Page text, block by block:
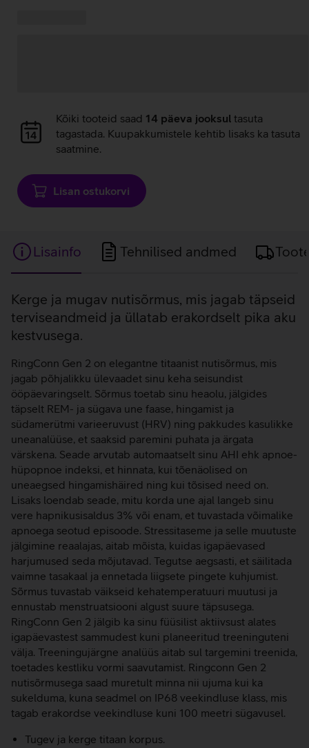
Andmete
laadimine
Kõiki tooteid saad 14 päeva jooksul tasuta
tagastada. Kuupakkumistele kehtib lisaks ka tasuta
saatmine.
Lisan ostukorvi
Lisainfo Tehnilised andmed
Lisainfo
Kerge ja mugav nutisõrmus, mis jagab täpseid
terviseandmeid ja üllatab erakordselt pika aku
kestvusega.
RingConn Gen 2 on elegantne titaanist nutisõrmus, mis
jagab põhjalikku ülevaadet sinu keha seisundist
ööpäevaringselt. Sõrmus toetab sinu heaolu, jälgides
täpselt REM- ja sügava une faase, hingamist ja
südamerütmi varieeruvust (HRV) ning pakkudes kasulikke
uneanalüüse, et saaksid paremini puhata ja ärgata
värskena. Seade arvutab automaatselt sinu AHI ehk apnoe-
hüpopnoe indeksi, et hinnata, kui tõenäolised on
uneaegsed hingamishäired ning kui tõsised need on.
Lisaks loendab seade, mitu korda une ajal langeb sinu
vere hapnikusisaldus 3% või enam, et tuvastada võimalike
apnoega seotud episoode. Stressitaseme ja selle muutuste
jälgimine reaalajas, aitab mõista, kuidas igapäevased
harjumused seda mõjutavad. Tegutse aegsasti, et säilitada
vaimne tasakaal ja ennetada liigsete pingete kuhjumist.
Sõrmus tuvastab väikseid kehatemperatuuri muutusi ja
ennustab menstruatsiooni algust suure täpsusega.
RingConn Gen 2 jälgib ka sinu füüsilist aktiivsust alates
igapäevastest sammudest kuni planeeritud treeninguteni
välja. Treeningujärgne analüüs aitab sul targemini treenida,
toetades kestliku vormi saavutamist. Ringconn Gen 2
nutisõrmusega saad muretult minna nii ujuma kui ka
sukelduma, kuna seadmel on IP68 veekindluse klass, mis
tagab erakordse veekindluse kuni 100 meetri sügavusel.
Tugev ja kerge titaan korpus.